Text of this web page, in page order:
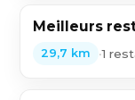
Meilleurs
29,7 km •1